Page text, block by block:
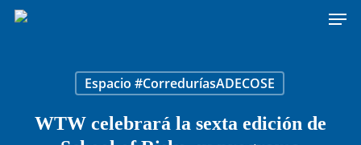
Skip
Espacio #CorreduríasADECOSE
WTW celebrará la sexta edición de